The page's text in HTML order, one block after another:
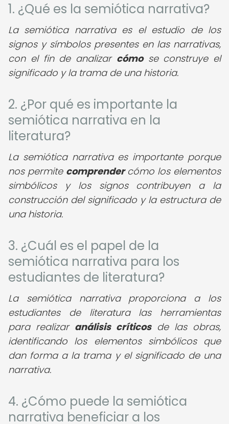
1. ¿Qué es la semiótica narrativa?
La semiótica narrativa es el estudio de los
signos y símbolos presentes en las narrativas,
con el fin de analizar cómose construye el
significado y la trama de una historia.
2. ¿Por qué es importante la
semiótica narrativa en la
literatura?
La semiótica narrativa es importante porque
nos permite comprendercómo los elementos
simbólicos y los signos contribuyen a la
construcción del significado y la estructura de
una historia.
3. ¿Cuál es el papel de la
semiótica narrativa para los
estudiantes de literatura?
La semiótica narrativa proporciona a los
estudiantes de literatura las herramientas
para realizar análisis críticosde las obras,
identificando los elementos simbólicos que
dan forma a la trama y el significado de una
narrativa.
4. ¿Cómo puede la semiótica
narrativa beneficiar a los